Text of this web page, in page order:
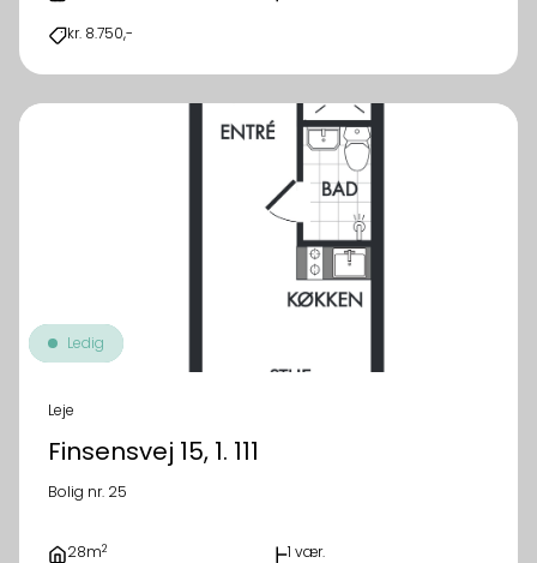
kr. 8.750,-
Ledig
Leje
Finsensvej 15, 1. 111
Bolig nr. 25
28m2 1 vær.